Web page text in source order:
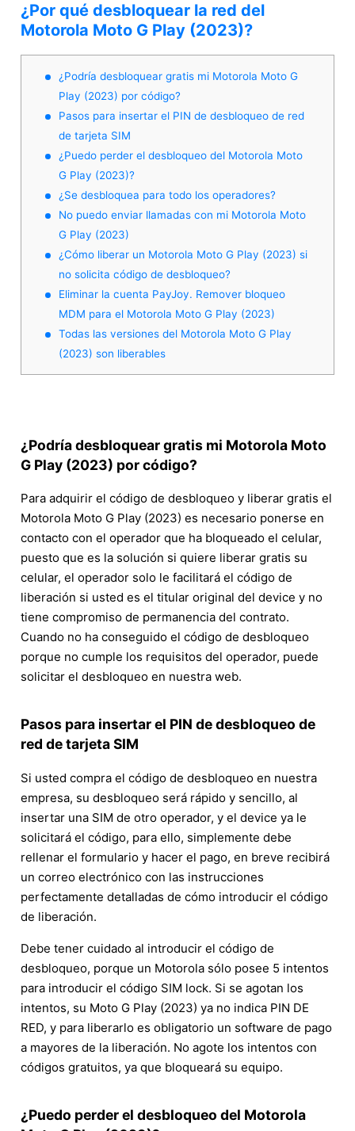
¿Por qué desbloquear la red del
Motorola Moto G Play (2023)?
¿Podría desbloquear gratis mi Motorola Moto G
Play (2023) por código?
Pasos para insertar el PIN de desbloqueo de red
de tarjeta SIM
¿Puedo perder el desbloqueo del Motorola Moto
G Play (2023)?
¿Se desbloquea para todo los operadores?
No puedo enviar llamadas con mi Motorola Moto
G Play (2023)
¿Cómo liberar un Motorola Moto G Play (2023) si
no solicita código de desbloqueo?
Eliminar la cuenta PayJoy. Remover bloqueo
MDM para el Motorola Moto G Play (2023)
Todas las versiones del Motorola Moto G Play
(2023) son liberables
¿Podría desbloquear gratis mi Motorola Moto
G Play (2023) por código?
Para adquirir el código de desbloqueo y liberar gratis el
Motorola Moto G Play (2023) es necesario ponerse en
contacto con el operador que ha bloqueado el celular,
puesto que es la solución si quiere liberar gratis su
celular, el operador solo le facilitará el código de
liberación si usted es el titular original del device y no
tiene compromiso de permanencia del contrato.
Cuando no ha conseguido el código de desbloqueo
porque no cumple los requisitos del operador, puede
solicitar el desbloqueo en nuestra web.
Pasos para insertar el PIN de desbloqueo de
red de tarjeta SIM
Si usted compra el código de desbloqueo en nuestra
empresa, su desbloqueo será rápido y sencillo, al
insertar una SIM de otro operador, y el device ya le
solicitará el código, para ello, simplemente debe
rellenar el formulario y hacer el pago, en breve recibirá
un correo electrónico con las instrucciones
perfectamente detalladas de cómo introducir el código
de liberación.
Debe tener cuidado al introducir el código de
desbloqueo, porque un Motorola sólo posee 5 intentos
para introducir el código SIM lock. Si se agotan los
intentos, su Moto G Play (2023) ya no indica PIN DE
RED, y para liberarlo es obligatorio un software de pago
a mayores de la liberación. No agote los intentos con
códigos gratuitos, ya que bloqueará su equipo.
¿Puedo perder el desbloqueo del Motorola